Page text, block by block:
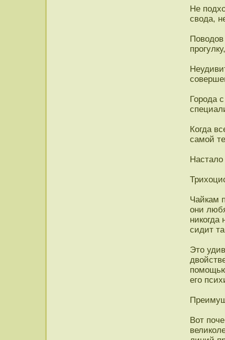
Не
свода,
Поводов
Города
Когда
самой
Чайкам
они
никогда
сидит
Это
его
Вот